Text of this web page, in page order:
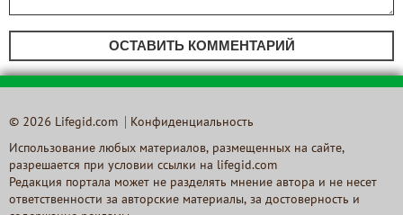
ОСТАВИТЬ КОММЕНТАРИЙ
© 2026 Lifegid.com Конфиденциальность
Использование любых материалов, размещенных на сайте,
разрешается при условии ссылки на lifegid.com
Редакция портала может не разделять мнение автора и не несет
ответственности за авторские материалы, за достоверность и